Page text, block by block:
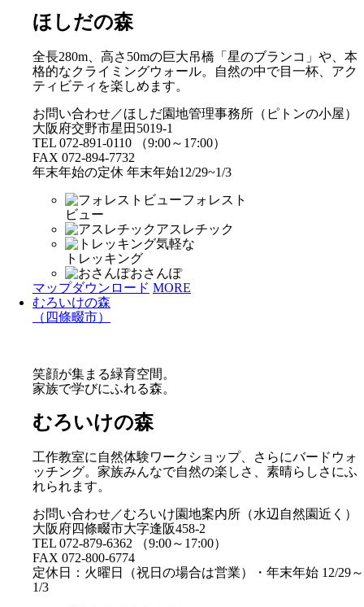
ほしだの森
全長280m、高さ50mの巨大吊橋「星のブランコ」や、本
格的なクライミングウォール。自然の中で目一杯、アク
ティビティを楽しめます。
お問い合わせ／ほしだ園地管理事務所（ピトンの小屋）
大阪府交野市星田5019-1
TEL 072-891-0110 （9:00～17:00）
FAX 072-894-7732
年末年始の定休 年末年始12/29~1/3
フォレスト
ビュー
アスレチック
気軽な
トレッキング
おさんぽ
マップダウンロード MORE
むろいけの森
（四條畷市）
笑顔が集まる緑育空間。
家族で学びにふれる森。
むろいけの森
工作教室に自然体験ワークショップ、さらにバードウォ
ッチング。家族みんなで自然の楽しさ、素晴らしさにふ
れられます。
お問い合わせ／むろいけ園地案内所（水辺自然園近く）
大阪府四條畷市大字逢阪458-2
TEL 072-879-6362 （9:00～17:00）
FAX 072-800-6774
定休日：火曜日（祝日の場合は営業）・年末年始 12/29～
1/3